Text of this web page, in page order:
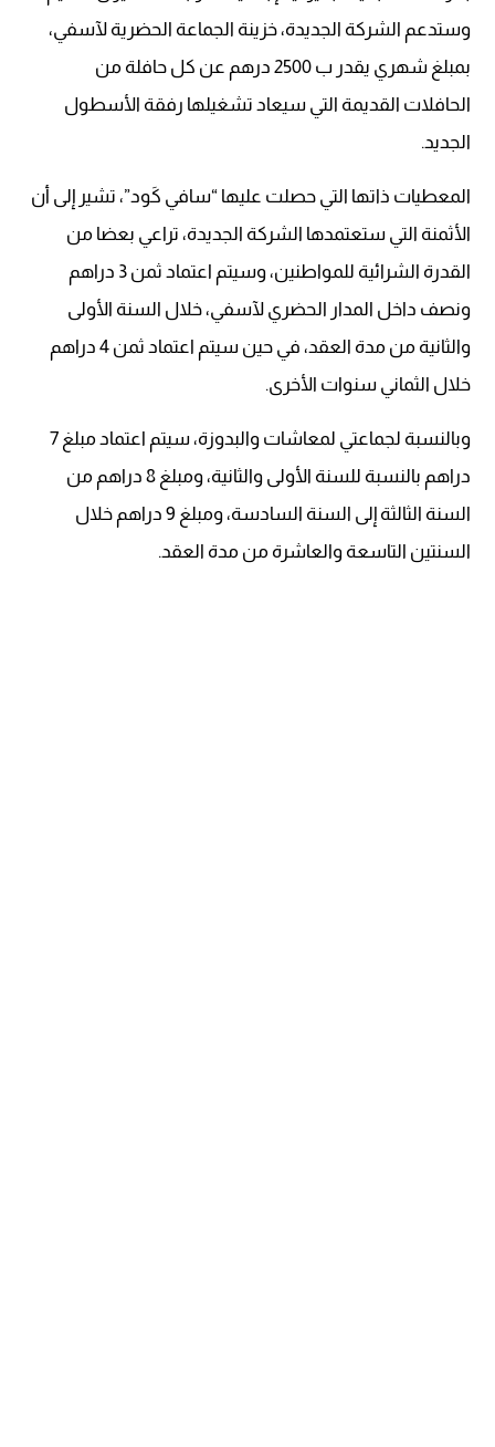
وستدعم الشركة الجديدة، خزينة الجماعة الحضرية لآسفي،
بمبلغ شهري يقدر ب 2500 درهم عن كل حافلة من
الحافلات القديمة التي سيعاد تشغيلها رفقة الأسطول
الجديد.
المعطيات ذاتها التي حصلت عليها “سافي كَود”، تشير إلى أن
الأثمنة التي ستعتمدها الشركة الجديدة، تراعي بعضا من
القدرة الشرائية للمواطنين، وسيتم اعتماد ثمن 3 دراهم
ونصف داخل المدار الحضري لآسفي، خلال السنة الأولى
والثانية من مدة العقد، في حين سيتم اعتماد ثمن 4 دراهم
خلال الثماني سنوات الأخرى.
وبالنسبة لجماعتي لمعاشات والبدوزة، سيتم اعتماد مبلغ 7
دراهم بالنسبة للسنة الأولى والثانية، ومبلغ 8 دراهم من
السنة الثالثة إلى السنة السادسة، ومبلغ 9 دراهم خلال
السنتين التاسعة والعاشرة من مدة العقد.